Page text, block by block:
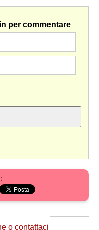
per commentare
o contattaci